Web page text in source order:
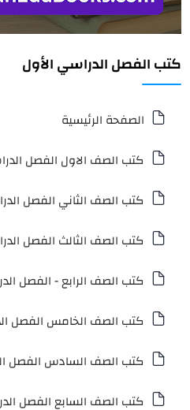
كتب الفصل الدراسي الأول
الصفحة الرئيسية
كتب الصف الاول الفصل
كتب الصف الثاني الفصل
كتب الصف الثالث الفصل
كتب الصف الرابع - الفصل
كتب الصف الخامس الفصل
كتب الصف السادس الفصل
كتب الصف السابع الفصل